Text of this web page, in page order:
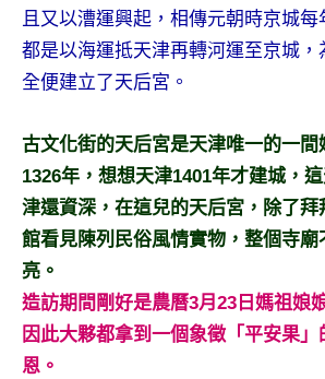
且又以漕運興起，相傳元朝時京城
都是以海運抵天津再轉河運至京城，
全便建立了天后宮。
古文化街的天后宮是天津唯一的一間
1326年，想想天津1401年才建城，
津還資深，在這兒的天后宮，除了
館看見陳列民俗風情實物，整個寺廟
亮。
造訪期間剛好是農曆3月23日媽祖娘
因此大夥都拿到一個象徵「平安果
恩。